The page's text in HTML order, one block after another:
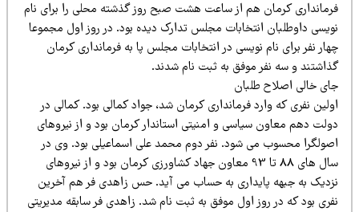
کرمان هم از ساعت هشت صبح روز گذشته محلی را برای نام
داوطلبان انتخابات مجلس تدارک دیده بود. در روز اول مجموعا
نفر برای نام نویسی در انتخابات مجلس پا به فرمانداری کرمان
و سه نفر موفق به ثبت نام شدند.
خالی اصلاح طلبان
نفری که وارد فرمانداری کرمان شد، جواد کمالی بود. کمالی در
دهم معاون سیاسی و امنیتی استاندار کرمان بود و از نیروهای
محسوب می شود. نفر دوم محمد علی اسماعیلی بود. وی در
سال های 88 تا 93 معاون جهاد کشاورزی کرمان بود و از نیروهای
به جبهه پایداری به حساب می آید. حس زاهدی فر هم آخرین
بود که در روز اول موفق به ثبت نام شد. زاهدی فر سابقه مدیریتی